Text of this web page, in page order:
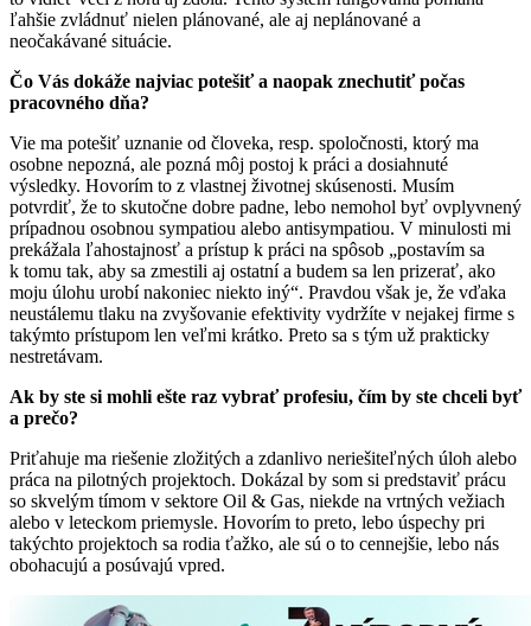
ľahšie zvládnuť nielen plánované, ale aj neplánované a
neočakávané situácie.
Čo Vás dokáže najviac potešiť a naopak znechutiť počas
pracovného dňa?
Vie ma potešiť uznanie od človeka, resp. spoločnosti, ktorý ma
osobne nepozná, ale pozná môj postoj k práci a dosiahnuté
výsledky. Hovorím to z vlastnej životnej skúsenosti. Musím
potvrdiť, že to skutočne dobre padne, lebo nemohol byť ovplyvnený
prípadnou osobnou sympatiou alebo antisympatiou. V minulosti mi
prekážala ľahostajnosť a prístup k práci na spôsob „postavím sa
k tomu tak, aby sa zmestili aj ostatní a budem sa len prizerať, ako
moju úlohu urobí nakoniec niekto iný“. Pravdou však je, že vďaka
neustálemu tlaku na zvyšovanie efektivity vydržíte v nejakej firme s
takýmto prístupom len veľmi krátko. Preto sa s tým už prakticky
nestretávam.
Ak by ste si mohli ešte raz vybrať profesiu, čím by ste chceli byť
a prečo?
Priťahuje ma riešenie zložitých a zdanlivo neriešiteľných úloh alebo
práca na pilotných projektoch. Dokázal by som si predstaviť prácu
so skvelým tímom v sektore Oil & Gas, niekde na vrtných vežiach
alebo v leteckom priemysle. Hovorím to preto, lebo úspechy pri
takýchto projektoch sa rodia ťažko, ale sú o to cennejšie, lebo nás
obohacujú a posúvajú vpred.